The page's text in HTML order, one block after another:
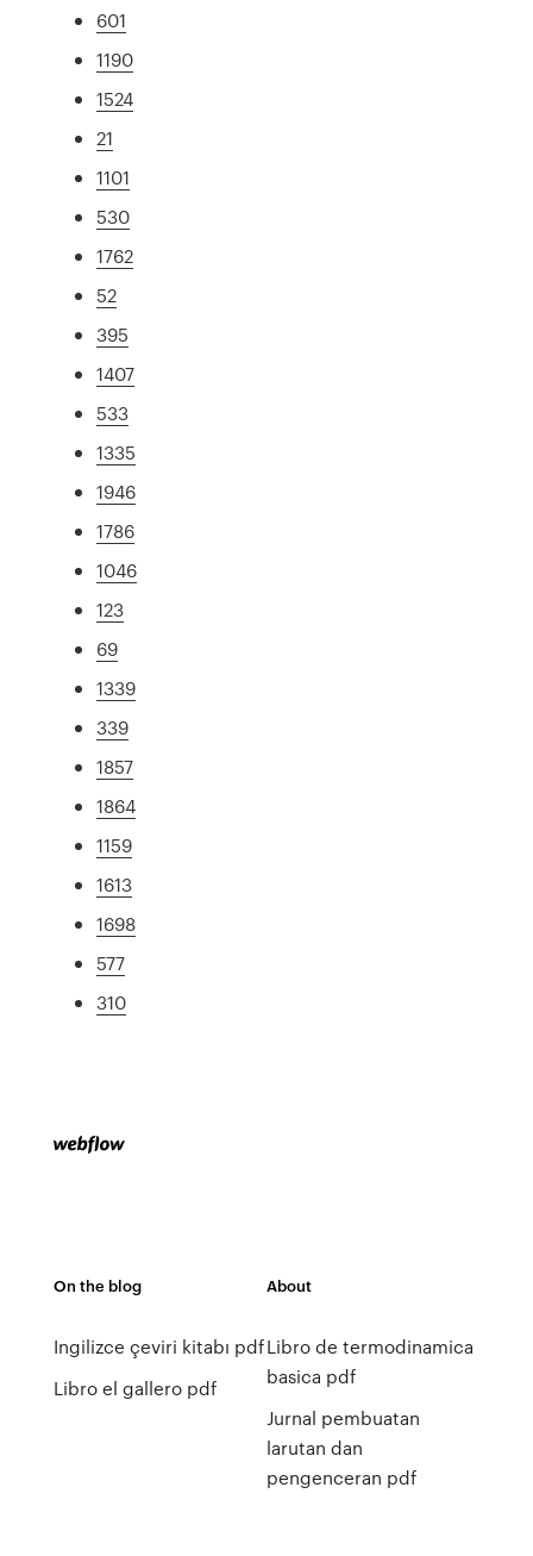
601
1190
1524
21
1101
530
1762
52
395
1407
533
1335
1946
1786
1046
123
69
1339
339
1857
1864
1159
1613
1698
577
310
On the blog
Ingilizce çeviri kitabı pdf
Libro el gallero pdf
About
Libro de termodinamica
basica pdf
Jurnal pembuatan
larutan dan
pengenceran pdf